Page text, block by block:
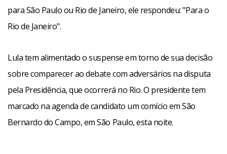
para São Paulo ou Rio de Janeiro, ele respondeu: "Para o
Rio de Janeiro".
Lula tem alimentado o suspense em torno de sua decisão
sobre comparecer ao debate com adversários na disputa
pela Presidência, que ocorrerá no Rio. O presidente tem
marcado na agenda de candidato um comício em São
Bernardo do Campo, em São Paulo, esta noite.